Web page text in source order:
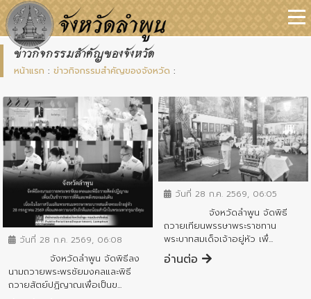
ข่าวกิจกรรมสำคัญของจังหวัด
หน้าแรก : ข่าวกิจกรรมสำคัญของจังหวัด :
ข่าวกิจกรรมสำคัญจังหวัด
วันที่ 28 ก.ค. 2569, 06:08
จังหวัดลำพูน จัดพิธีลง
นามถวายพระพรชัยมงคลและพิธี
ถวายสัตย์ปฏิญาณเพื่อเป็นข...
ข่าวกิจกรรมสำคัญจังหวัด
วันที่ 28 ก.ค. 2569, 06:05
จังหวัดลำพูน จัดพิธี
ถวายเทียนพรรษาพระราชทาน
พระบาทสมเด็จเจ้าอยู่หัว เพื่...
อ่านต่อ